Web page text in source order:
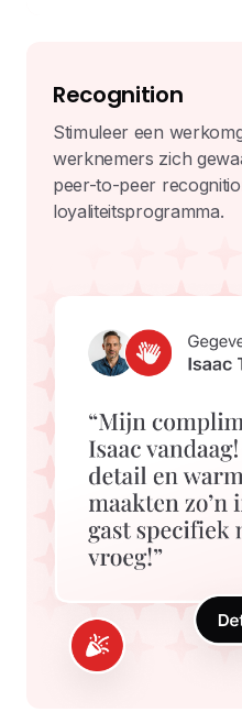
Recognition
Stimuleer een
werknemers zich
peer-to-peer
loyaliteitsprogramma.